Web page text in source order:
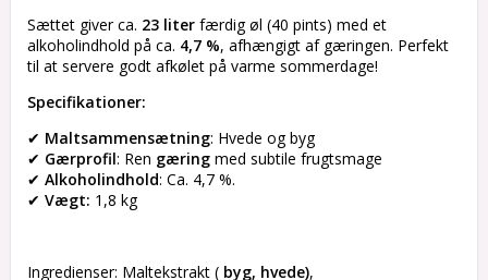
Sættet giver ca. 23 liter færdig øl (40 pints) med et
alkoholindhold på ca. 4,7 %, afhængigt af gæringen. Perfekt
til at servere godt afkølet på varme sommerdage!
Specifikationer:
✔ Maltsammensætning: Hvede og byg
✔ Gærprofil: Ren gæring med subtile frugtsmage
✔ Alkoholindhold: Ca. 4,7 %.
✔ Vægt: 1,8 kg
Ingredienser: Maltekstrakt ( byg, hvede),